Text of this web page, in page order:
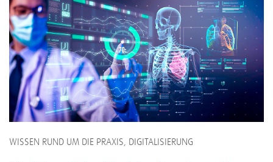
WISSEN RUND UM DIE PRAXIS, DIGITALISIERUNG